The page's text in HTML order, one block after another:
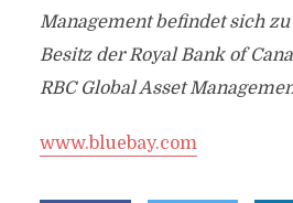
Management befindet sich
Besitz der Royal Bank of
RBC Global Asset
www.bluebay.com